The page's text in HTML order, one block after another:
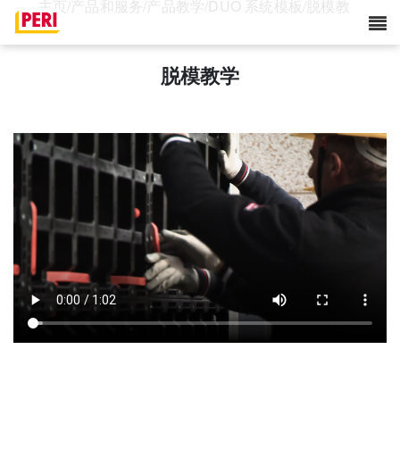
主页 产品和服务 产品教学 DUO 系统模板
脱模教
学
脱模教学